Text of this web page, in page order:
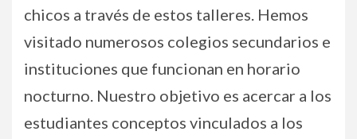
chicos a través de estos talleres. Hemos
visitado numerosos colegios secundarios e
instituciones que funcionan en horario
nocturno. Nuestro objetivo es acercar a los
estudiantes conceptos vinculados a los